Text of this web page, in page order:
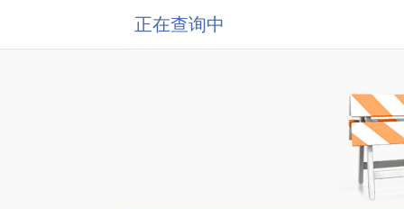
正在查询中